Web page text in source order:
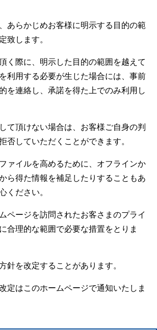
あらかじめお客様に明示する目的の範
致します。
く際に、明示した目的の範囲を越えて
利用する必要が生じた場合には、事前
を連絡し、承諾を得た上でのみ利用し
て頂けない場合は、お客様ご自身の判
否していただくことができます。
ァイルを高めるために、オフラインか
ら得た情報を補足したりすることもあ
ください。
ページを訪問されたお客さまのプライ
合理的な範囲で必要な措置をとりま
針を改定することがあります。
定はこのホームページで通知いたしま